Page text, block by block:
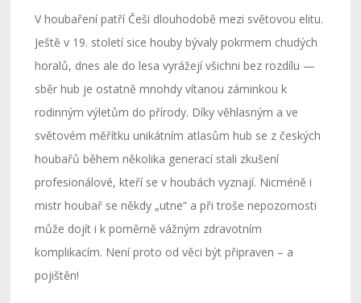
V houbaření patří Češi dlouhodobě mezi světovou elitu.
Ještě v 19. století sice houby bývaly pokrmem chudých
horalů, dnes ale do lesa vyrážejí všichni bez rozdílu —
sběr hub je ostatně mnohdy vítanou záminkou k
rodinným výletům do přírody. Díky věhlasným a ve
světovém měřítku unikátním atlasům hub se z českých
houbařů během několika generací stali zkušení
profesionálové, kteří se v houbách vyznají. Nicméně i
mistr houbař se někdy „utne“ a při troše nepozornosti
může dojít i k poměrně vážným zdravotním
komplikacím. Není proto od věci být připraven – a
pojištěn!